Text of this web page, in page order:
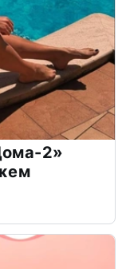
2»